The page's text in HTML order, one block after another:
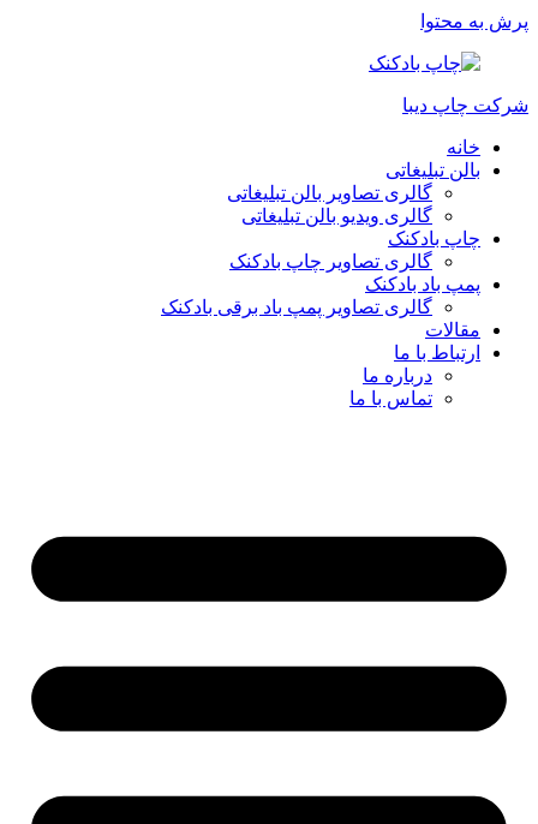
پرش به محتوا
شرکت چاپ دیبا
خانه
بالن تبلیغاتی
گالری تصاویر بالن تبلیغاتی
گالری ویدیو بالن تبلیغاتی
چاپ بادکنک
گالری تصاویر چاپ بادکنک
پمپ باد بادکنک
گالری تصاویر پمپ باد برقی بادکنک
مقالات
ارتباط با ما
درباره ما
تماس با ما